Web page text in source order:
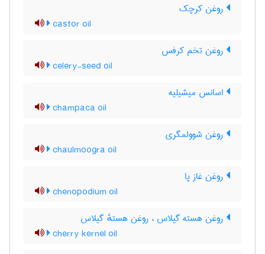
روغن کرچک
castor oil
روغن تخم کرفس
celery-seed oil
اسانس میشیلیه
champaca oil
روغن شوولمگری
chaulmoogra oil
روغن غاز پا
chenopodium oil
روغن هسته گیلاس ، روغن هستهٔ گیلاس
cherry kernel oil